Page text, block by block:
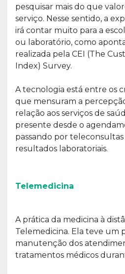
pesquisar mais do que
serviço. Nesse sentido, a
irá contar muito para a
ou laboratório, como
realizada pela CEI (The
Index) Survey.
A tecnologia está entre os
que mensuram a
relação aos serviços de
presente desde o
passando por
resultados laboratoriais.
Telemedicina
A prática da medicina à
Telemedicina. Ela teve um
manutenção dos
tratamentos médicos